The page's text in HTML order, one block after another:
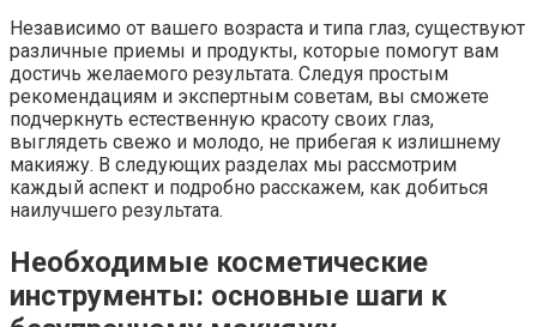
Независимо от вашего возраста и типа глаз, существуют
различные приемы и продукты, которые помогут вам
достичь желаемого результата. Следуя простым
рекомендациям и экспертным советам, вы сможете
подчеркнуть естественную красоту своих глаз,
выглядеть свежо и молодо, не прибегая к излишнему
макияжу. В следующих разделах мы рассмотрим
каждый аспект и подробно расскажем, как добиться
наилучшего результата.
Необходимые косметические
инструменты: основные шаги к